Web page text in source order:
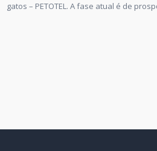
gatos – PETOTEL. A fase atual é de